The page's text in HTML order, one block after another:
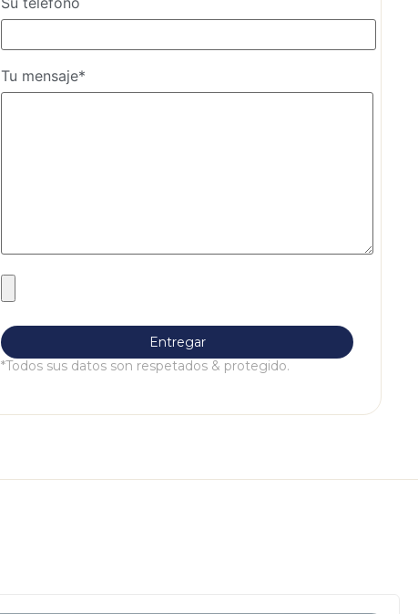
Tu mensaje*
*Todos sus datos son respetados & protegido.